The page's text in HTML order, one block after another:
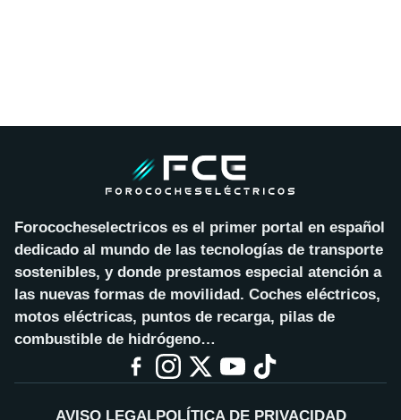
Forococheselectricos es el primer portal en español
dedicado al mundo de las tecnologías de transporte
sostenibles, y donde prestamos especial atención a
las nuevas formas de movilidad. Coches eléctricos,
motos eléctricas, puntos de recarga, pilas de
combustible de hidrógeno…
AVISO LEGALPOLÍTICA DE PRIVACIDAD